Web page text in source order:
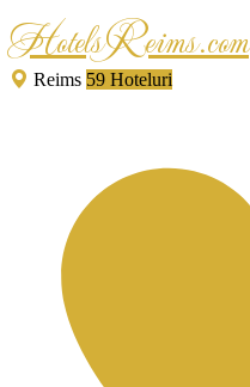
HotelsReims.com
Reims 59 Hoteluri